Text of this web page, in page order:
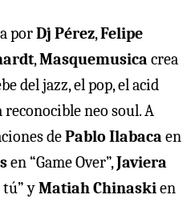
porDj Pérez,Felipe
,Masquemusica crea
del jazz, el pop, el acid
neo soul. A
dePablo Ilabaca en
en “Game Over”,Javiera
tú” yMatiah Chinaskien